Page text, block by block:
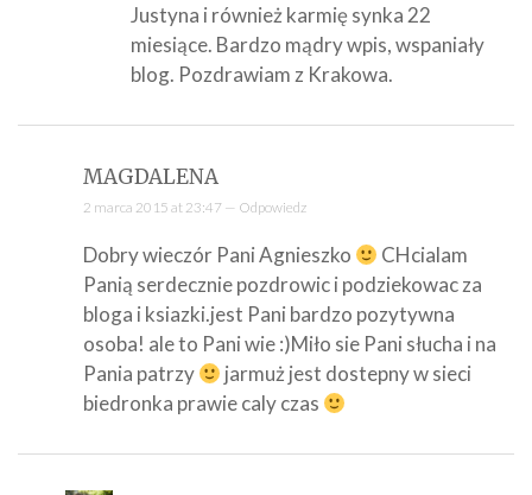
Justyna i również karmię synka 22
miesiące. Bardzo mądry wpis, wspaniały
blog. Pozdrawiam z Krakowa.
MAGDALENA
2 marca 2015 at 23:47 — Odpowiedz
Dobry wieczór Pani Agnieszko
CHcialam
Panią serdecznie pozdrowic i podziekowac za
bloga i ksiazki.jest Pani bardzo pozytywna
osoba! ale to Pani wie :)Miło sie Pani słucha i na
Pania patrzy
jarmuż jest dostepny w sieci
biedronka prawie caly czas